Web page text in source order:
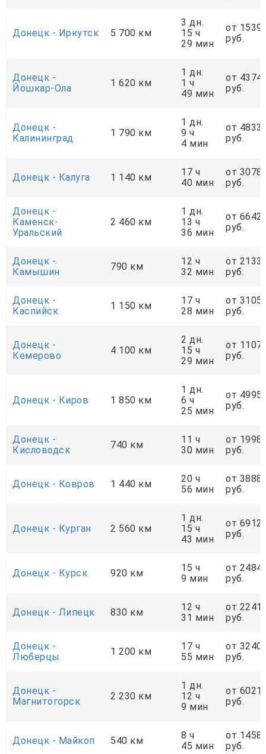
Донецк - Иркутск 5 700 км
3 дн.
15 ч
29 мин
от
руб.
Донецк -
Йошкар-Ола
1 620 км
1 дн.
1 ч
49 мин
от
руб.
Донецк -
Калининград
1 790 км
1 дн.
9 ч
4 мин
от
руб.
Донецк - Калуга 1 140 км
17 ч
40 мин
от
руб.
Донецк -
Каменск-
Уральский
2 460 км
1 дн.
13 ч
36 мин
от
руб.
Донецк -
Камышин
790 км
12 ч
32 мин
от
руб.
Донецк -
Каспийск
1 150 км
17 ч
28 мин
от
руб.
Донецк -
Кемерово
4 100 км
2 дн.
15 ч
29 мин
от
руб.
Донецк - Киров 1 850 км
1 дн.
6 ч
25 мин
от
руб.
Донецк -
Кисловодск
740 км
11 ч
30 мин
от
руб.
Донецк - Ковров 1 440 км
20 ч
56 мин
от
руб.
Донецк - Курган 2 560 км
1 дн.
15 ч
43 мин
от
руб.
Донецк - Курск 920 км
15 ч
9 мин
от
руб.
Донецк - Липецк 830 км
12 ч
31 мин
от
руб.
Донецк -
Люберцы
1 200 км
17 ч
55 мин
от
руб.
Донецк -
Магнитогорск
2 230 км
1 дн.
12 ч
9 мин
от
руб.
Донецк - Майкоп 540 км
8 ч
45 мин
от
руб.